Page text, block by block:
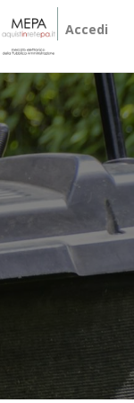
Accedi